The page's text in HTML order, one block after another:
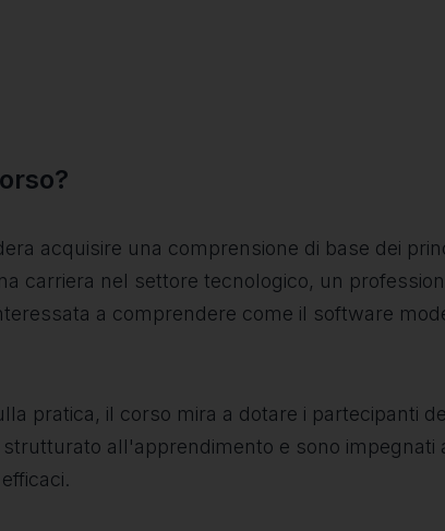
acquisire una comprensione di base dei
carriera nel settore tecnologico, un
a comprendere come il software
pratica, il corso mira a dotare i partecipanti
all'apprendimento e sono